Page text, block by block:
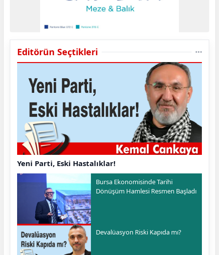
Editörün Seçtikleri
Yeni Parti, Eski Hastalıklar!
Bursa Ekonomisinde Tarihi
Dönüşüm Hamlesi Resmen Başladı
Devalüasyon Riski Kapıda mı?